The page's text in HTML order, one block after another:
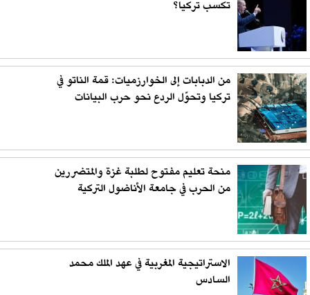
تكسب تركيا؟
من الدبابات إلى الخوارزميات: قمة الناتو في
تركيا وتحوّل الردع نحو حرب البيانات
منحة تعليم مفتوح لطلبة غزة والمتضررين
من الحرب في جامعة الأناضول التركية
الاستراتيجية المغربية في عهد الملك محمد
السادس